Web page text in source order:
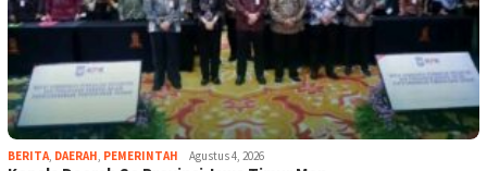
BERITA, DAERAH, PEMERINTAH Agustus 4, 2026